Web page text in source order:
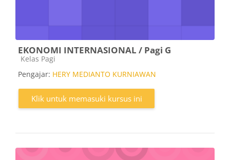
EKONOMI INTERNASIONAL / Pagi G
Kategori kursus
Kelas Pagi
Pengajar: HERY MEDIANTO KURNIAWAN
Klik untuk memasuki kursus ini